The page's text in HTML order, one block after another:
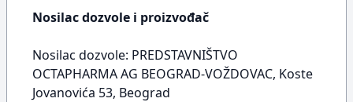
Nosilac dozvole i proizvođač
Nosilac dozvole: PREDSTAVNIŠTVO
OCTAPHARMA AG BEOGRAD-VOŽDOVAC, Koste
Jovanovića 53, Beograd